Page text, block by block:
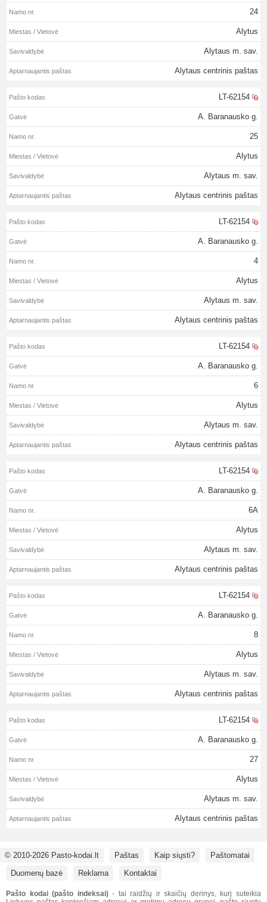
24
Alytus
Alytaus m. sav.
Alytaus centrinis paštas
LT-62154
A. Baranausko g.
25
Alytus
Alytaus m. sav.
Alytaus centrinis paštas
LT-62154
A. Baranausko g.
4
Alytus
Alytaus m. sav.
Alytaus centrinis paštas
LT-62154
A. Baranausko g.
6
Alytus
Alytaus m. sav.
Alytaus centrinis paštas
LT-62154
A. Baranausko g.
6A
Alytus
Alytaus m. sav.
Alytaus centrinis paštas
LT-62154
A. Baranausko g.
8
Alytus
Alytaus m. sav.
Alytaus centrinis paštas
LT-62154
A. Baranausko g.
27
Alytus
Alytaus m. sav.
Alytaus centrinis paštas
© 2010-2026 Pasto-kodai.lt Paštas Kaip siųsti?
Paštomatai
Duomenų bazė
Reklama Kontaktai
Pašto kodai (pašto indeksai)- tai raidžių ir skaičių derinys, kurį suteikia